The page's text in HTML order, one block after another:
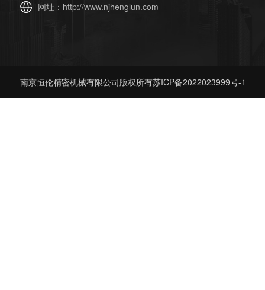
网址： http://www.njhenglun.com
南京恒伦精密机械有限公司版权所有苏ICP备2022023999号-1